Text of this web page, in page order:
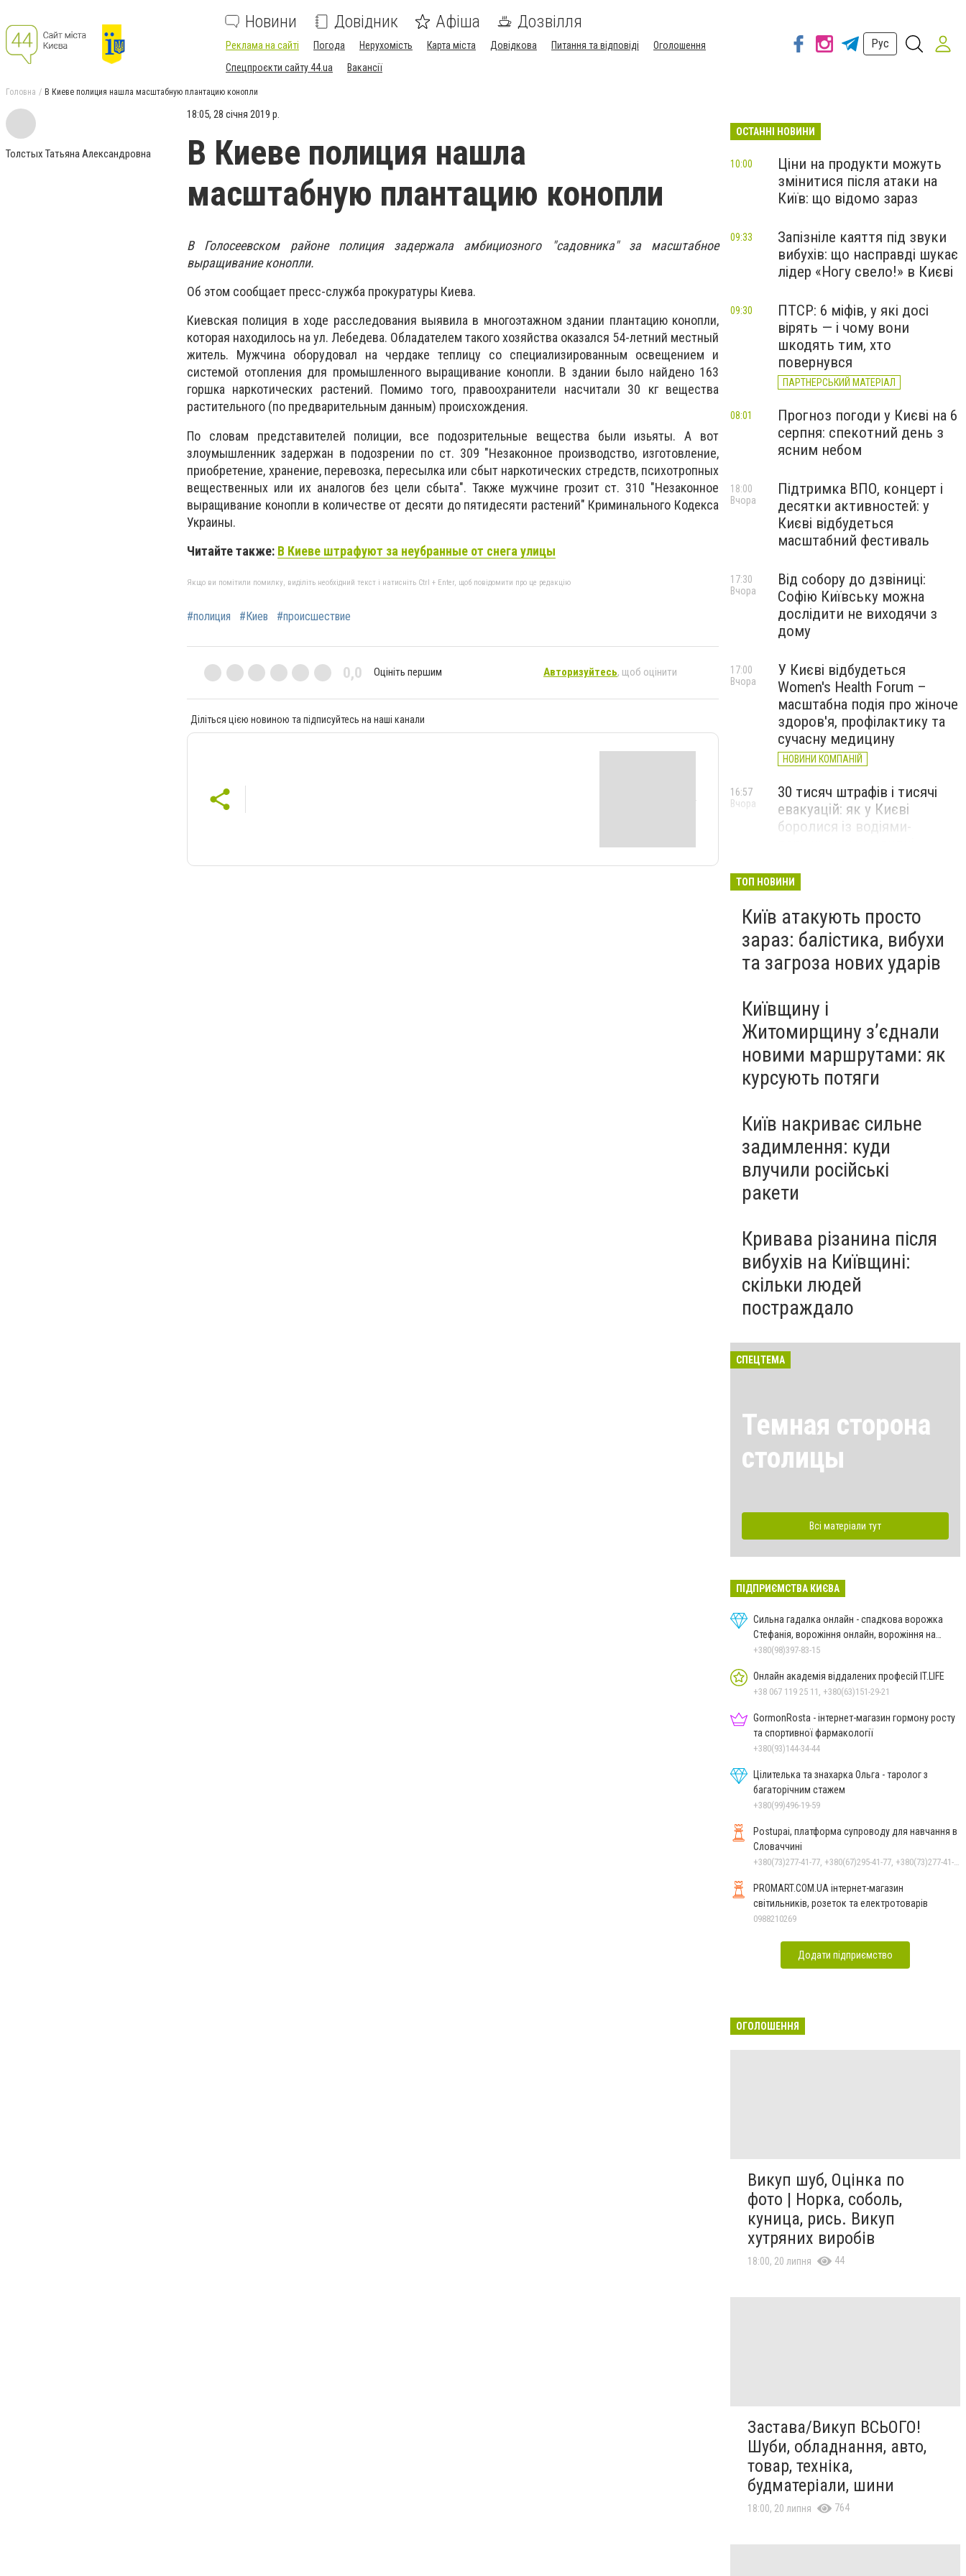
Новини Довідник Афіша Дозвілля
Реклама на сайті Погода Нерухомість Карта міста Довідкова Питання та відповіді
Оголошення
Спецпроєкти сайту 44.ua
Вакансії
Рус
Головна В Киеве полиция нашла масштабную плантацию конопли
Толстых Татьяна Александровна
18:05, 28 січня 2019 р.
В Киеве полиция нашла
масштабную плантацию конопли
В Голосеевском районе полиция задержала амбициозного "садовника" за масштабное
выращивание конопли.
Об этом сообщает пресс-служба прокуратуры Киева.
Киевская полиция в ходе расследования выявила в многоэтажном здании плантацию конопли,
которая находилось на ул. Лебедева. Обладателем такого хозяйства оказался 54-летний местный
житель. Мужчина оборудовал на чердаке теплицу со специализированным освещением и
системой отопления для промышленного выращивание конопли. В здании было найдено 163
горшка наркотических растений. Помимо того, правоохранители насчитали 30 кг вещества
растительного (по предварительным данным) происхождения.
По словам представителей полиции, все подозрительные вещества были изьяты. А вот
злоумышленник задержан в подозрении по ст. 309 "Незаконное производство, изготовление,
приобретение, хранение, перевозка, пересылка или сбыт наркотических стредств, психотропных
вещественных или их аналогов без цели сбыта". Также мужчине грозит ст. 310 "Незаконное
выращивание конопли в количестве от десяти до пятидесяти растений" Криминального Кодекса
Украины.
Читайте также: В Киеве штрафуют за неубранные от снега улицы
Якщо ви помітили помилку, виділіть необхідний текст і натисніть Ctrl + Enter, щоб повідомити про це редакцію
#полиция #Киев #происшествие
0,0 Оцініть першим Авторизуйтесь, щоб оцінити
Діліться цією новиною та підписуйтесь на наші канали
ОСТАННІ НОВИНИ
Ціни на продукти можуть
змінитися після атаки на
Київ: що відомо зараз
10:00
Запізніле каяття під звуки
вибухів: що насправді шукає
лідер «Ногу свело!» в Києві
09:33
ПТСР: 6 міфів, у які досі
вірять — і чому вони
шкодять тим, хто
повернувся
ПАРТНЕРСЬКИЙ МАТЕРІАЛ
09:30
Прогноз погоди у Києві на 6
серпня: спекотний день з
ясним небом
08:01
Підтримка ВПО, концерт і
десятки активностей: у
Києві відбудеться
масштабний фестиваль
18:00
Вчора
Від собору до дзвіниці:
Софію Київську можна
дослідити не виходячи з
дому
17:30
Вчора
У Києві відбудеться
Women's Health Forum –
масштабна подія про жіноче
здоров'я, профілактику та
сучасну медицину
НОВИНИ КОМПАНІЙ
17:00
Вчора
30 тисяч штрафів і тисячі
евакуацій: як у Києві
боролися із водіями-
16:57
Вчора
ТОП НОВИНИ
Київ атакують просто
зараз: балістика, вибухи
та загроза нових ударів
Київщину і
Житомирщину з’єднали
новими маршрутами: як
курсують потяги
Київ накриває сильне
задимлення: куди
влучили російські
ракети
Кривава різанина після
вибухів на Київщині:
скільки людей
постраждало
СПЕЦТЕМА
Темная сторона
столицы
Всі матеріали тут
ПІДПРИЄМСТВА КИЄВА
Сильна гадалка онлайн - спадкова ворожка
Стефанія, ворожіння онлайн, ворожіння на
картах Таро
+380(98)397-83-15
Онлайн академія віддалених професій IT.LIFE
+38 067 119 25 11, +380(63)151-29-21
GormonRosta - інтернет-магазин гормону росту
та спортивної фармакології
+380(93)144-34-44
Цілителька та знахарка Ольга - таролог з
багаторічним стажем
+380(99)496-19-59
Postupai, платформа супроводу для навчання в
Словаччині
PROMART.COM.UA інтернет-магазин
cвітильників, розеток та електротоварів
0988210269
Додати підприємство
ОГОЛОШЕННЯ
Викуп шуб, Оцінка по
фото | Норка, соболь,
куница, рись. Викуп
хутряних виробів
18:00, 20 липня 44
Застава/Викуп ВСЬОГО!
Шуби, обладнання, авто,
товар, техніка,
будматеріали, шини
18:00, 20 липня 764